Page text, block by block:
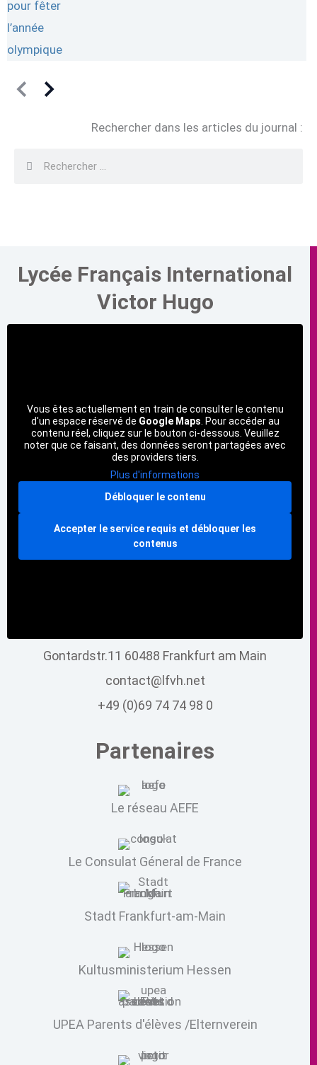
Rechercher dans les articles du journal :
Rechercher
Lycée Français International
Victor Hugo
Vous êtes actuellement en train de consulter le contenu
d'un espace réservé de Google Maps . Pour accéder au
contenu réel, cliquez sur le bouton ci-dessous. Veuillez
noter que ce faisant, des données seront partagées avec
des providers tiers.
Plus d'informations
Débloquer le contenu
Accepter le service requis et débloquer les
contenus
Gontardstr.11 60488 Frankfurt am Main
contact@lfvh.net
+49 (0)69 74 74 98 0
Partenaires
Le réseau AEFE
Le Consulat Géneral de France
Stadt Frankfurt-am-Main
Kultusministerium Hessen
UPEA Parents d'élèves /Elternverein